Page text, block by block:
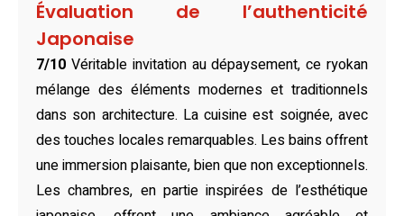
hébergement narre une histoire unique, celle d’une
communion entre modernité subtile et spiritualité
japonaise. Certaines chambres offrent une vue magique
sur un jardin zen ou sur les cimes des montagnes, où
chaque instant capturé devient un souvenir impérissable.
Parmi les restaurants de ce joyau, les mets japonais,
français et chinois se déclinent dans une symphonie
Évaluation de l’authenticité
Japonaise
7/10 Véritable invitation au dépaysement, ce ryokan
mélange des éléments modernes et traditionnels
dans son architecture. La cuisine est soignée, avec
des touches locales remarquables. Les bains offrent
une immersion plaisante, bien que non exceptionnels.
Les chambres, en partie inspirées de l’esthétique